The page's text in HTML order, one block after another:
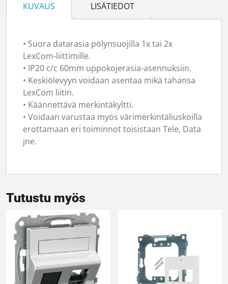
KUVAUS LISÄTIEDOT
• Suora datarasia pölynsuojilla 1x tai 2x
LexCom-liittimille.
• IP20 c/c 60mm uppokojerasia-asennuksiin.
• Keskiölevyyn voidaan asentaa mikä tahansa
LexCom liitin.
• Käännettävä merkintäkyltti.
• Voidaan varustaa myös värimerkintäliuskoilla
erottamaan eri toiminnot toisistaan Tele, Data
jne.
Tutustu myös